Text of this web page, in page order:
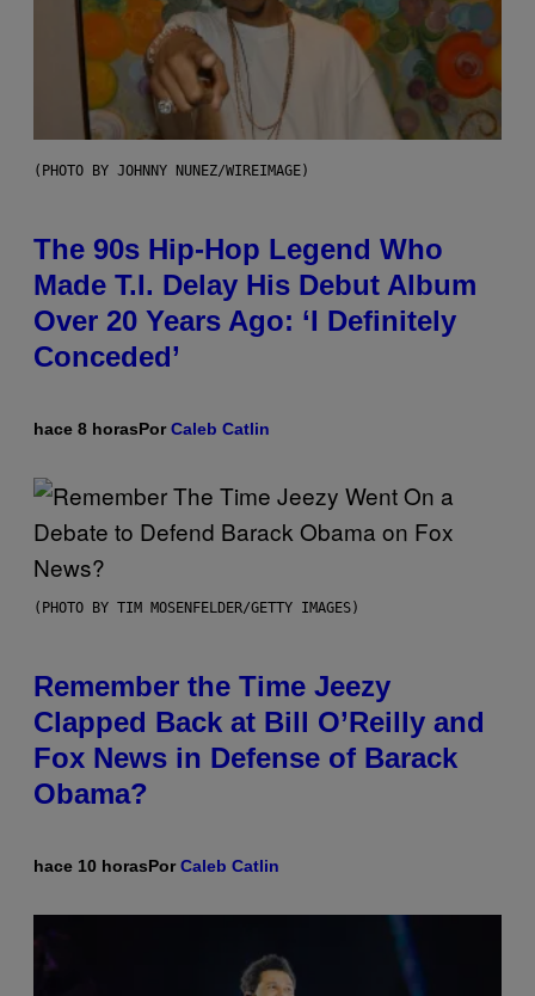
(PHOTO BY JOHNNY NUNEZ/WIREIMAGE)
The 90s Hip-Hop Legend Who
Made T.I. Delay His Debut Album
Over 20 Years Ago: ‘I Definitely
Conceded’
hace 8 horasPorCaleb Catlin
(PHOTO BY TIM MOSENFELDER/GETTY IMAGES)
Remember the Time Jeezy
Clapped Back at Bill O’Reilly and
Fox News in Defense of Barack
Obama?
hace 10 horasPorCaleb Catlin